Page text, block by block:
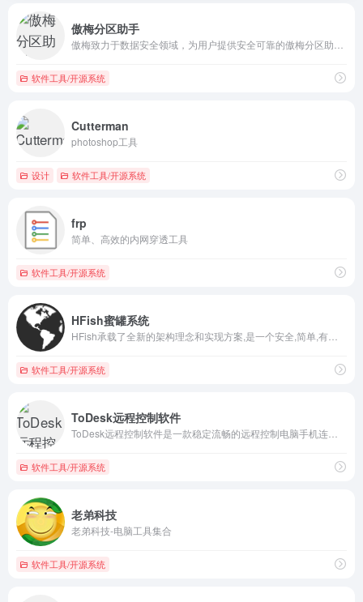
傲梅分区助手
软件工具/开源系统
Cutterman
photoshop工具
设计 软件工具/开源系统
frp
简单、高效的内网穿透工具
软件工具/开源系统
HFish蜜罐系统
软件工具/开源系统
ToDesk远程控制软件
软件工具/开源系统
老弟科技
老弟科技-电脑工具集合
软件工具/开源系统